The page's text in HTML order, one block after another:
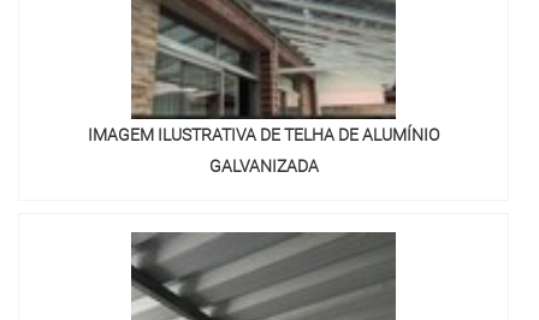
IMAGEM ILUSTRATIVA DE TELHA DE ALUMÍNIO
GALVANIZADA